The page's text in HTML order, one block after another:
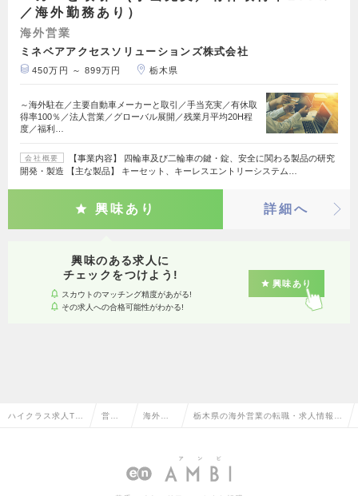
／海外勤務あり）
海外営業
ミネベアアクセスソリューションズ株式会社
450万円 ～ 899万円 栃木県
～海外駐在／主要自動車メーカーと取引／手当充実／有休取
得率100％／法人営業／グローバル展開／残業月平均20H程
度／福利…
会社概要
【事業内容】 四輪車及び二輪車の鍵・錠、安全に関わる製品の研究
開発・製造 【主な製品】 キーセット、キーレスエントリーシステム…
興味あり 詳細へ
興味のある求人に
チェックをつけよう!
スカウトのマッチング精度があがる!
その求人への合格可能性がわかる!
興味あり
ハイクラス求人TO 営業 海外営 栃木県の海外営業の転職・求人情報一